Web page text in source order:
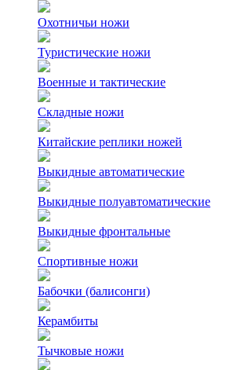
Охотничьи ножи
Туристические ножи
Военные и тактические
Складные ножи
Китайские реплики ножей
Выкидные автоматические
Выкидные полуавтоматические
Выкидные фронтальные
Спортивные ножи
Бабочки (балисонги)
Керамбиты
Тычковые ножи